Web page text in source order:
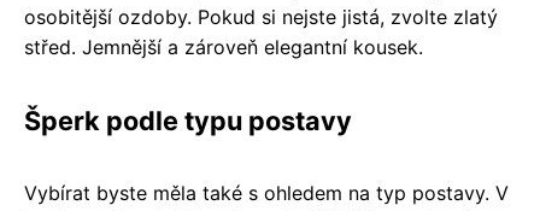
osobitější ozdoby. Pokud si nejste jistá, zvolte zlatý
střed. Jemnější a zároveň elegantní kousek.
Šperk podle typu postavy
Vybírat byste měla také s ohledem na typ postavy. V